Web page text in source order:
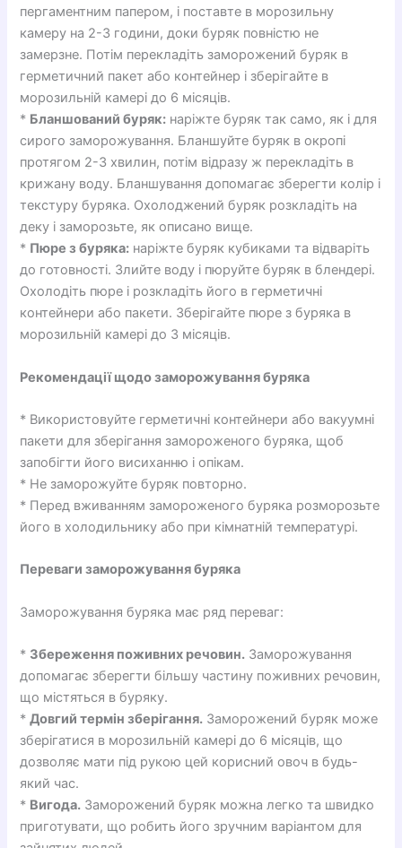
пергаментним папером, і поставте в морозильну
камеру на 2-3 години, доки буряк повністю не
замерзне. Потім перекладіть заморожений буряк в
герметичний пакет або контейнер і зберігайте в
морозильній камері до 6 місяців.
* Бланшований буряк: наріжте буряк так само, як і для
сирого заморожування. Бланшуйте буряк в окропі
протягом 2-3 хвилин, потім відразу ж перекладіть в
крижану воду. Бланшування допомагає зберегти колір і
текстуру буряка. Охолоджений буряк розкладіть на
деку і заморозьте, як описано вище.
* Пюре з буряка: наріжте буряк кубиками та відваріть
до готовності. Злийте воду і пюруйте буряк в блендері.
Охолодіть пюре і розкладіть його в герметичні
контейнери або пакети. Зберігайте пюре з буряка в
морозильній камері до 3 місяців.
Рекомендації щодо заморожування буряка
* Використовуйте герметичні контейнери або вакуумні
пакети для зберігання замороженого буряка, щоб
запобігти його висиханню і опікам.
* Не заморожуйте буряк повторно.
* Перед вживанням замороженого буряка розморозьте
його в холодильнику або при кімнатній температурі.
Переваги заморожування буряка
Заморожування буряка має ряд переваг:
* Збереження поживних речовин. Заморожування
допомагає зберегти більшу частину поживних речовин,
що містяться в буряку.
*Довгий термін зберігання. Заморожений буряк може
зберігатися в морозильній камері до 6 місяців, що
дозволяє мати під рукою цей корисний овоч в будь-
який час.
* Вигода. Заморожений буряк можна легко та швидко
приготувати, що робить його зручним варіантом для